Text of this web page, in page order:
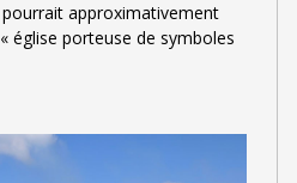
approximativement
église porteuse de symboles